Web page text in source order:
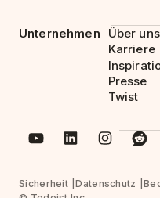
Unternehmen
Über uns
Karriere
Presse
Twist
Sicherheit Datenschutz